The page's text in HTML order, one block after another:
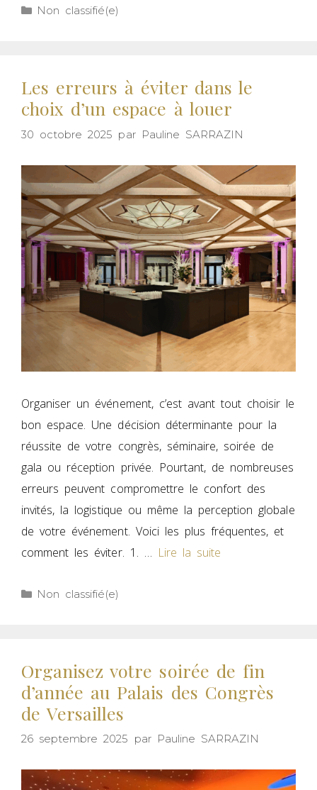
Non classifié(e)
Les erreurs à éviter dans le
choix d’un espace à louer
30 octobre 2025 par Pauline SARRAZIN
Organiser un événement, c’est avant tout choisir le
bon espace. Une décision déterminante pour la
réussite de votre congrès, séminaire, soirée de
gala ou réception privée. Pourtant, de nombreuses
erreurs peuvent compromettre le confort des
invités, la logistique ou même la perception globale
de votre événement. Voici les plus fréquentes, et
comment les éviter. 1. … Lire la suite
Non classifié(e)
Organisez votre soirée de fin
d’année au Palais des Congrès
de Versailles
26 septembre 2025 par Pauline SARRAZIN